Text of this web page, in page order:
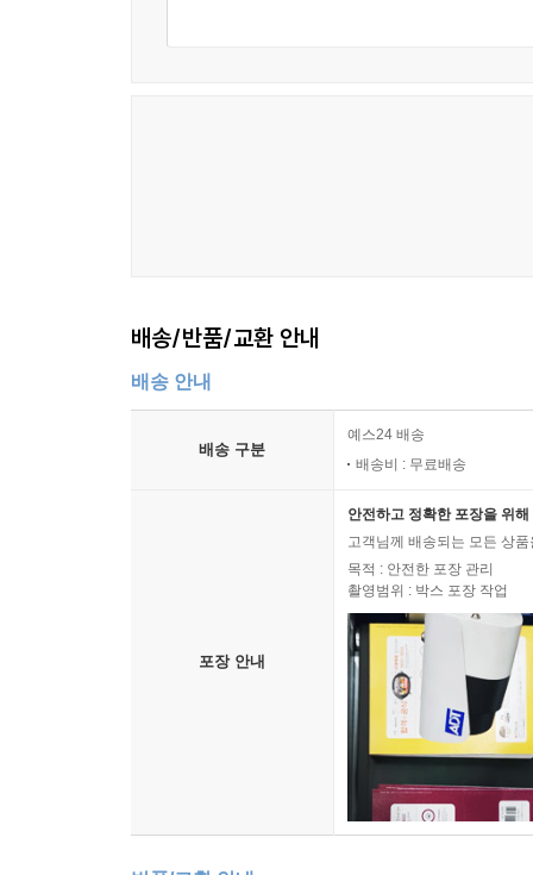
6.1 Introduction 69
6.2 Conditions for Local Minimizers 70
Exercises 78
7 One-Dimensional Search Methods 87
7.2 Golden Section Search 87
배송/반품/교환 안내
배송 안내
배송 구분
예스24 배송
배송비 : 무료배송
포장 안내
안전하고 정확한 포장을 위
고객님께 배송되는 모든 상
목적 : 안전한 포장 관리
촬영범위 : 박스 포장 작업